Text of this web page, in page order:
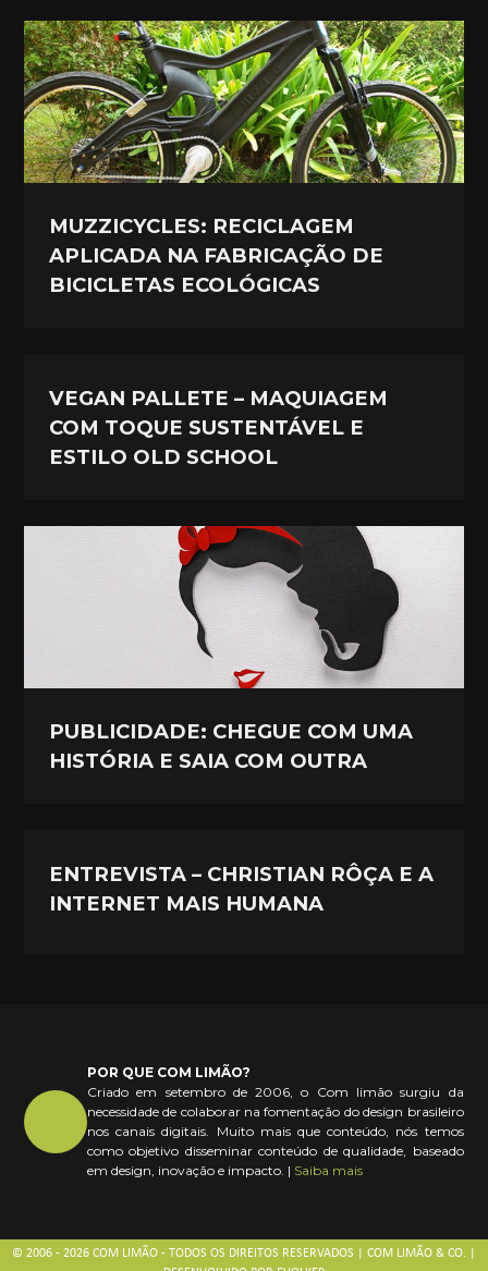
MUZZICYCLES: RECICLAGEM
APLICADA NA FABRICAÇÃO DE
BICICLETAS ECOLÓGICAS
VEGAN PALLETE – MAQUIAGEM
COM TOQUE SUSTENTÁVEL E
ESTILO OLD SCHOOL
PUBLICIDADE: CHEGUE COM UMA
HISTÓRIA E SAIA COM OUTRA
ENTREVISTA – CHRISTIAN RÔÇA E A
INTERNET MAIS HUMANA
POR QUE COM LIMÃO?
Criado em setembro de 2006, o Com limão surgiu da
necessidade de colaborar na fomentação do design brasileiro
nos canais digitais. Muito mais que conteúdo, nós temos
como objetivo disseminar conteúdo de qualidade, baseado
em design, inovação e impacto. | Saiba mais
© 2006 - 2026 COM LIMÃO - TODOS OS DIREITOS RESERVADOS | COM LIMÃO & CO. |